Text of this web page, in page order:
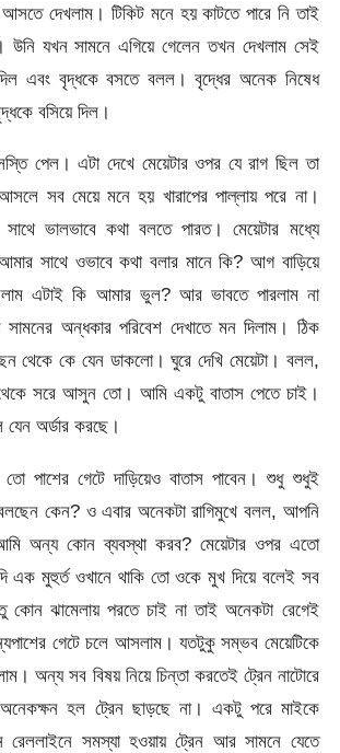
দেখলাম। টিকিট মনে হয় কাটতে পারে নি তাই
উনি যখন সামনে এগিয়ে গেলেন তখন দেখলাম সেই
দিল এবং বৃদ্ধকে বসতে বলল। বৃদ্ধের অনেক নিষেধ
বসিয়ে দিল।
পেল। এটা দেখে মেয়েটার ওপর যে রাগ ছিল তা
সব মেয়ে মনে হয় খারাপের পাল্লায় পরে না।
ভালভাবে কথা বলতে পারত। মেয়েটার মধ্যে
সাথে ওভাবে কথা বলার মানে কি? আগ বাড়িয়ে
এটাই কি আমার ভুল? আর ভাবতে পারলাম না
অন্ধকার পরিবেশ দেখাতে মন দিলাম। ঠিক
থেকে কে যেন ডাকলো। ঘুরে দেখি মেয়েটা। বলল,
সরে আসুন তো। আমি একটু বাতাস পেতে চাই।
যেন অর্ডার করছে।
পাশের গেটে দাড়িয়েও বাতাস পাবেন। শুধু শুধুই
কেন? ও এবার অনেকটা রাগিমুখে বলল, আপনি
অন্য কোন ব্যবস্থা করব? মেয়েটার ওপর এতো
এক মুহুর্ত ওখানে থাকি তো ওকে মুখ দিয়ে বলেই সব
কোন ঝামেলায় পরতে চাই না তাই অনেকটা রেগেই
গেটে চলে আসলাম। যতটুকু সম্ভব মেয়েটিকে
অন্য সব বিষয় নিয়ে চিন্তা করতেই ট্রেন নাটোরে
হল ট্রেন ছাড়ছে না। একটু পরে মাইকে
রেললাইনে সমস্যা হওয়ায় ট্রেন আর সামনে যেতে